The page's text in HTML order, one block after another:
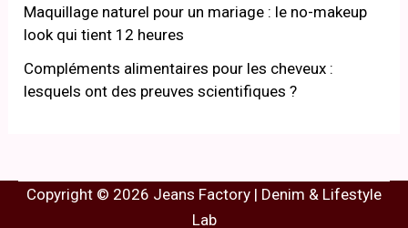
Maquillage naturel pour un mariage : le no-makeup
look qui tient 12 heures
Compléments alimentaires pour les cheveux :
lesquels ont des preuves scientifiques ?
Copyright © 2026 Jeans Factory | Denim & Lifestyle
Lab